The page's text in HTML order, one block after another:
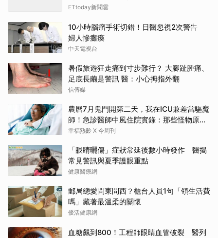
ETtoday新聞雲
10小時腦瘤手術切錯！日醫忽視2次警告
婦人慘癱瘓
中天電視台
暑假旅遊狂走痛到寸步難行？ 大腳趾腫痛、
足底長繭是警訊 醫：小心拇指外翻
信傳媒
農曆7月鬼門開第二天，我在ICU兼差當驅魔
師！急診醫師中風住院實錄：那些怪物原來
叫譫妄
幸福熟齡 X 今周刊
「眼睛曬傷」症狀常延後數小時發作 醫揭
常見警訊與夏季護眼重點
健康醫療網
郵局總愛問東問西？櫃台人員1句「領生活費
嗎」藏著最溫柔的關懷
優活健康網
血糖飆到800！工程師眼睛血管破裂 醫列